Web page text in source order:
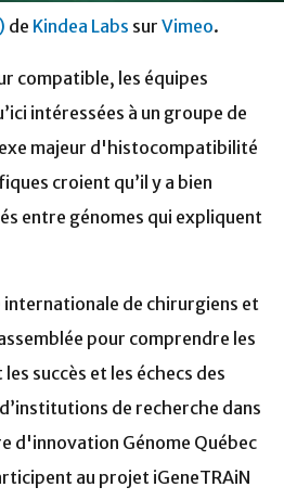
de Kindea Labs sur Vimeo.
compatible, les équipes
intéressées à un groupe de
majeur d'histocompatibilité
croient qu’il y a bien
entre génomes qui expliquent
de chirurgiens et
pour comprendre les
succès et les échecs des
de recherche dans
d'innovation Génome Québec
au projet iGeneTRAiN